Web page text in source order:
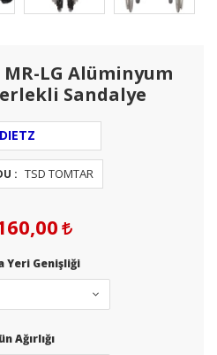
MR-LG Alüminyum
Sandalye
DIETZ
: TSD TOMTAR
Yeri Genişliği
Ağırlığı